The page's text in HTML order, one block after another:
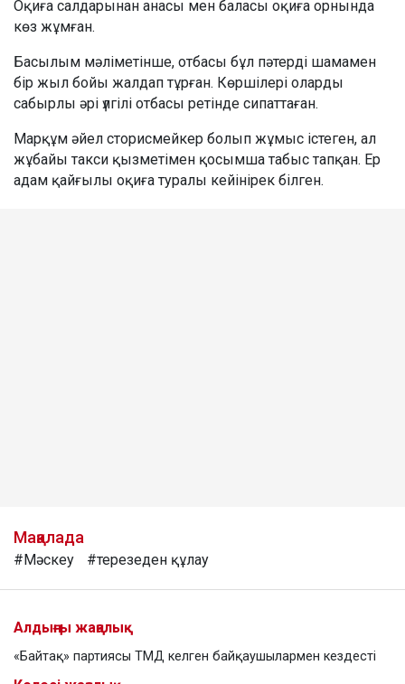
Оқиға салдарынан анасы мен баласы оқиға орнында
көз жұмған.
Басылым мәліметінше, отбасы бұл пәтерді шамамен
бір жыл бойы жалдап тұрған. Көршілері оларды
сабырлы әрі үлгілі отбасы ретінде сипаттаған.
Марқұм әйел сторисмейкер болып жұмыс істеген, ал
жұбайы такси қызметімен қосымша табыс тапқан. Ер
адам қайғылы оқиға туралы кейінірек білген.
Мақалада
#Мәскеу #терезеден құлау
Алдыңғы жаңалық
«Байтақ» партиясы ТМД келген байқаушылармен кездесті